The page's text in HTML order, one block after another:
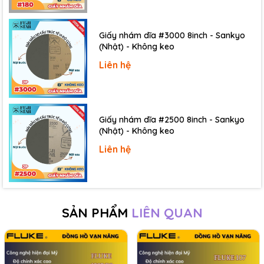
được dải điện trở từ 0,1 Ω đến 50 MΩ, dải điện
dung từ 1 nF đến 9999 μF, dải tần số từ 5 Hz đến
200 kHz và dải nhiệt độ từ -40 °C đến +400 °C .
Giấy nhám dĩa #3000 8inch - Sankyo
(Nhật) - Không keo
Liên hệ
Giấy nhám dĩa #2500 8inch - Sankyo
(Nhật) - Không keo
Liên hệ
SẢN PHẨM LIÊN QUAN